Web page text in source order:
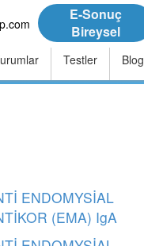
E-Sonuç
Bireysel
Testler Blog
ENDOMYSİAL
(EMA) IgA